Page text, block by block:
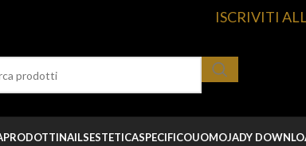
ISCRIVITI
PRODOTTINAILSESTETICASPECIFICOUOMOJADY